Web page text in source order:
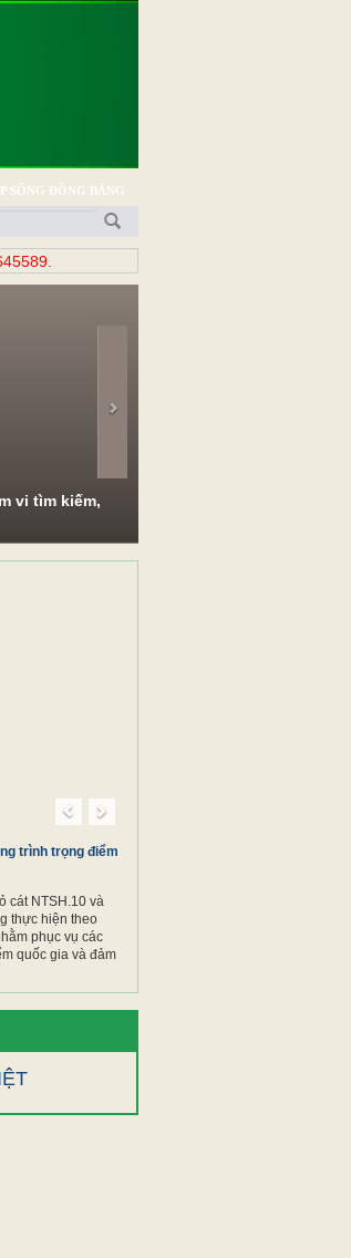
SỐNG ĐỒNG BẰNG
vi tìm kiếm,
trình trọng điểm
cát NTSH.10 và
thực hiện theo
phục vụ các
quốc gia và đảm
Previous